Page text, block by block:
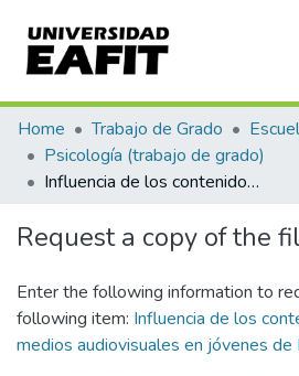
Communities & Collections
All of DSpace
Home Trabajo de Grado
Psicología (trabajo de grado)
Influencia de los contenidos violentos de los medios audiovisuales en jóvenes de Medellín
Request a copy of the
Enter the following information to
following item: Influencia de los
medios audiovisuales en jóvenes de